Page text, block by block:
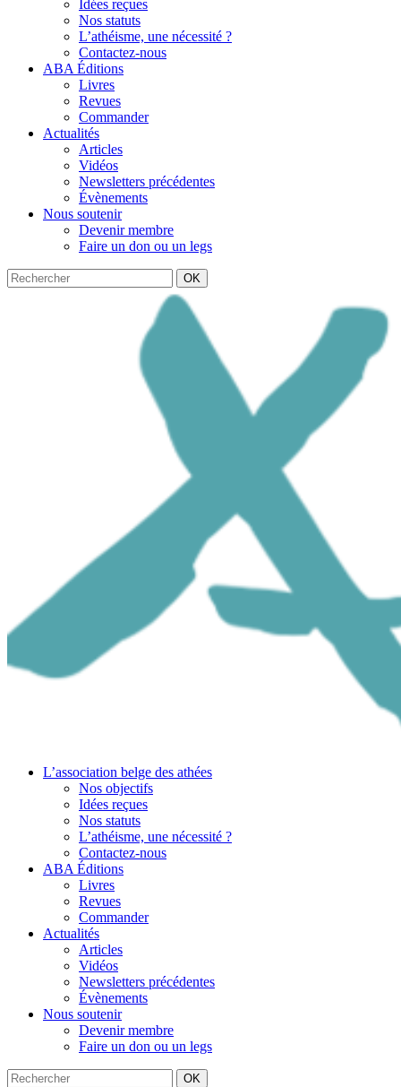
Idées reçues
Nos statuts
L’athéisme, une nécessité ?
Contactez-nous
ABA Éditions
Livres
Revues
Commander
Actualités
Articles
Vidéos
Newsletters précédentes
Évènements
Nous soutenir
Devenir membre
Faire un don ou un legs
OK
L’association belge des athées
Nos objectifs
Idées reçues
Nos statuts
L’athéisme, une nécessité ?
Contactez-nous
ABA Éditions
Livres
Revues
Commander
Actualités
Articles
Vidéos
Newsletters précédentes
Évènements
Nous soutenir
Devenir membre
Faire un don ou un legs
OK